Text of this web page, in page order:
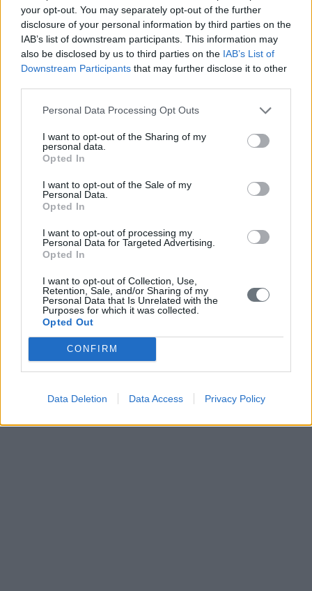
your opt-out. You may separately opt-out of the further
disclosure of your personal information by third parties on the
IAB’s list of downstream participants. This information may
also be disclosed by us to third parties on the IAB’s List of
Downstream Participants that may further disclose it to other
Personal Data Processing Opt Outs
I want to opt-out of the Sharing of my
personal data.
Opted In
I want to opt-out of the Sale of my
Personal Data.
Opted In
I want to opt-out of processing my
Personal Data for Targeted Advertising.
Opted In
I want to opt-out of Collection, Use,
Retention, Sale, and/or Sharing of my
Personal Data that Is Unrelated with the
Purposes for which it was collected.
Opted Out
CONFIRM
Data Deletion Data Access Privacy Policy